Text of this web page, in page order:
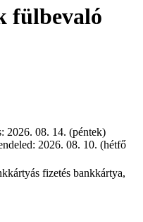
fülbevaló
2026. 08. 14. (péntek)
2026. 08. 10. (hétfő
bankkártya,